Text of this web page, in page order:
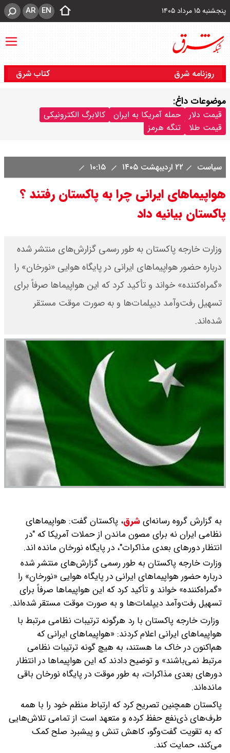
پنجشنبه ۱۵ مرداد ۱۴۰۵ EN
AR
روزنامه شرق کتاب شرق
موضوعات داغ:
قیمت دلار حمله آمریکا به ایران
کالابرگ الکترونیکی
قیمت طلا
تنگه هرمز
سیاست ۲۲ اردیبهشت ۱۴۰۵
هواپیماهای ایرانی چرا به پاکستان رفتند ؟
پاکستان بیانیه داد
وزارت خارجه پاکستان به طور رسمی گزارش‌های منتشر شده
درباره حضور هواپیماهای ایرانی در پایگاه هوایی «نورخان» را
«گمراه‌کننده» خواند و تأکید کرد که این هواپیماها صرفاً برای
تسهیل رفت‌وآمد دیپلمات‌ها و به صورت موقت مستقر
شده‌اند.
به گزارش گروه رسانه‌ایشرق، پاکستان گفت: هواپیماهای
نظامی ایران نه برای مصون ماندن از حملات آمریکا که "در
انتظار دورهای بعدی مذاکرات"، در پایگاه نورخان مانده اند.
وزارت خارجه پاکستان به طور رسمی گزارش‌های منتشر شده
درباره حضور هواپیماهای ایرانی در پایگاه هوایی «نورخان» را
«گمراه‌کننده» خواند و تأکید کرد که این هواپیماها صرفاً برای
تسهیل رفت‌وآمد دیپلمات‌ها و به صورت موقت مستقر شده‌اند.
وزارت خارجه پاکستان با رد هرگونه ترتیبات نظامی مرتبط با
هواپیماهای ایرانی اعلام کردند: «هواپیماهای ایرانی که
هم‌اکنون در خاک ما هستند، به هیچ گونه ترتیبات نظامی
مرتبط نمی‌باشند» و توضیح دادند که این هواپیماها در انتظار
دورهای بعدی مذاکرات، به طور موقت در پایگاه نورخان باقی
مانده‌اند.
پاکستان همچنین تصریح کرد که ارتباط منظم خود را با همه
طرف‌های ذی‌نفع حفظ کرده و متعهد است از تمامی تلاش‌هایی
که به تقویت گفت‌وگو، کاهش تنش و پیشبرد صلح کمک
می‌کند، حمایت کند.